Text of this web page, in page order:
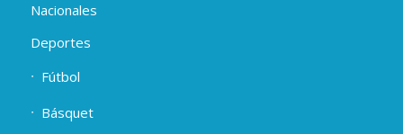
Nacionales
Deportes
Fútbol
Básquet